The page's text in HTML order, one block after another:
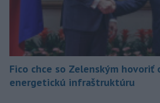
Fico chce so Zelenským hovoriť
energetickú infraštruktúru